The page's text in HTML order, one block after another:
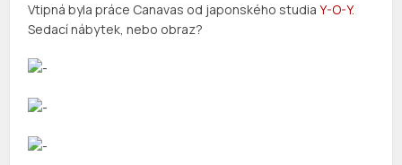
Vtipná byla práce Canavas od japonského studiaY-O-Y.
Sedací nábytek, nebo obraz?